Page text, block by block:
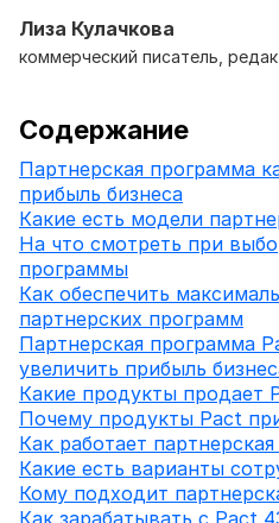
Лиза Кулачкова
коммерческий писатель,
Содержание
Партнерская программа
прибыль бизнеса
Какие есть модели
На что смотреть при
программы
Как обеспечить
партнерских программ
Партнерская программа
увеличить прибыль
Какие продукты продает
Почему продукты Pact
Как работает
Какие есть варианты
Кому подходит
Как зарабатывать с Pact